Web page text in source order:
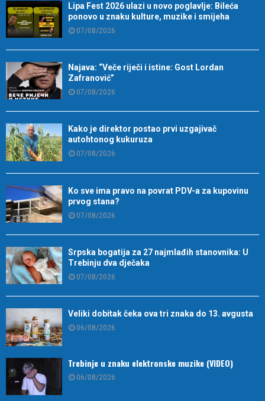
Lipa Fest 2026 ulazi u novo poglavlje: Bileća
ponovo u znaku kulture, muzike i smijeha
07/08/2026
Najava: “Veče riječi i istine: Gost Lordan
Zafranović”
07/08/2026
Kako je direktor postao prvi uzgajivač
autohtonog kukuruza
07/08/2026
Ko sve ima pravo na povrat PDV-a za kupovinu
prvog stana?
07/08/2026
Srpska bogatija za 27 najmlađih stanovnika: U
Trebinju dva dječaka
07/08/2026
Veliki dobitak čeka ova tri znaka do 13. avgusta
06/08/2026
Trebinje u znaku elektronske muzike (VIDEO)
06/08/2026